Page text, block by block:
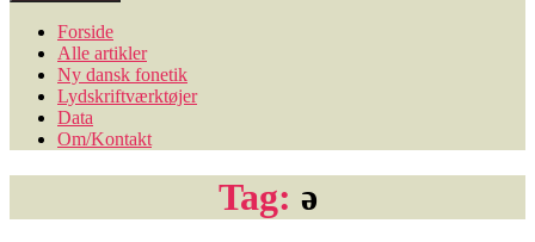
Forside
Alle artikler
Ny dansk fonetik
Lydskriftværktøjer
Data
Om/Kontakt
Tag: ə